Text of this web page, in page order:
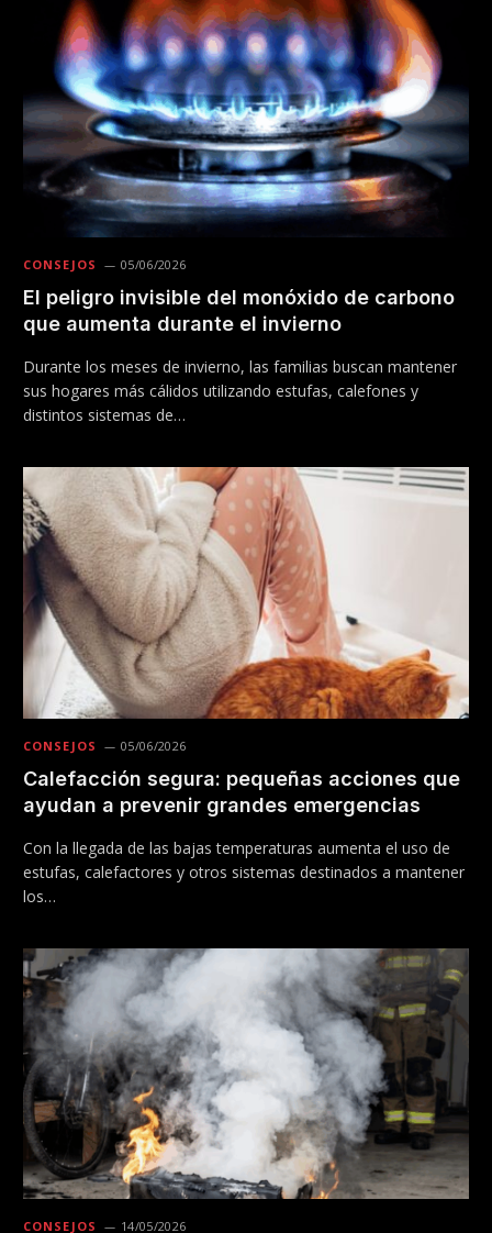
CONSEJOS 05/06/2026
El peligro invisible del monóxido de carbono
que aumenta durante el invierno
Durante los meses de invierno, las familias buscan mantener
sus hogares más cálidos utilizando estufas, calefones y
distintos sistemas de…
CONSEJOS 05/06/2026
Calefacción segura: pequeñas acciones que
ayudan a prevenir grandes emergencias
Con la llegada de las bajas temperaturas aumenta el uso de
estufas, calefactores y otros sistemas destinados a mantener
los…
CONSEJOS 14/05/2026